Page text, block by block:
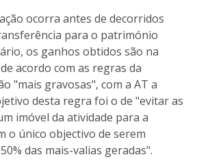
ocorra antes de decorridos
para o património
os ganhos obtidos são na
acordo com as regras da
"mais gravosas", com a AT a
desta regra foi o de "evitar as
imóvel da atividade para a
o único objectivo de serem
das mais-valias geradas".